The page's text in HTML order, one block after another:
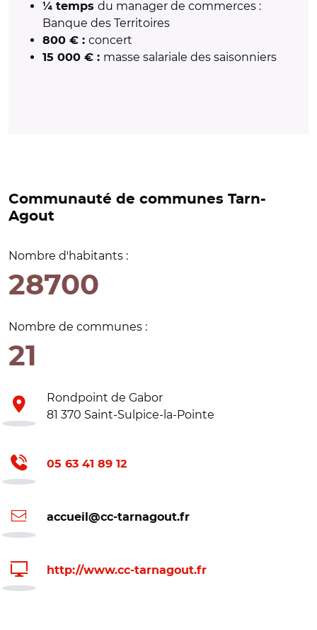
¼ temps du manager de commerces :
Banque des Territoires
800 € : concert
15 000 € : masse salariale des saisonniers
Communauté de communes Tarn-
Agout
Nombre d'habitants :
28700
Nombre de communes :
21
Rondpoint de Gabor
81 370 Saint-Sulpice-la-Pointe
05 63 41 89 12
accueil@cc-tarnagout.fr
http://www.cc-tarnagout.fr